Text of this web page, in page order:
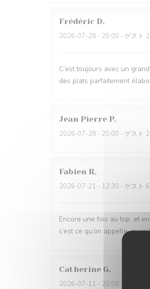
Frédéric D
2026-07-28 - 20:00 - ゲスト 2
C’est toujours avec un
des plats parfaitement
Jean Pierre P
2026-07-28 - 20:00 - ゲスト 2
Fabien R
2026-07-21 - 12:30 - ゲスト 6
Encore une fois au top, et
c’est ce qu’on appelle,
Catherine G
2026-07-11 - 20:00 - ゲスト 3